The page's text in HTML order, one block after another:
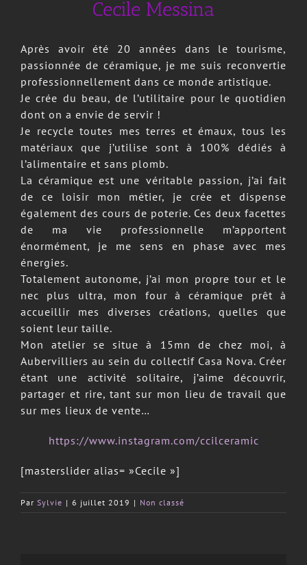
Cecile Messina
Après avoir été 20 années dans le tourisme,
passionnée de céramique, je me suis reconvertie
professionnellement dans ce monde artistique.
Je crée du beau, de l’utilitaire pour le quotidien
dont on a envie de servir !
Je recycle toutes mes terres et émaux, tous les
matériaux que j’utilise sont à 100% dédiés à
l’alimentaire et sans plomb.
La céramique est une véritable passion, j’ai fait
de ce loisir mon métier, je crée et dispense
également des cours de poterie. Ces deux facettes
de ma vie professionnelle m’apportent
énormément, je me sens en phase avec mes
énergies.
Totalement autonome, j’ai mon propre tour et le
nec plus ultra, mon four à céramique prêt à
accueillir mes diverses créations, quelles que
soient leur taille.
Mon atelier se situe à 15mn de chez moi, à
Aubervilliers au sein du collectif Casa Nova. Créer
étant une activité solitaire, j’aime découvrir,
partager et rire, tant sur mon lieu de travail que
sur mes lieux de vente…
https://www.instagram.com/ccilceramic
[masterslider alias= »Cecile »]
Par Sylvie | 6 juillet 2019 | Non classé